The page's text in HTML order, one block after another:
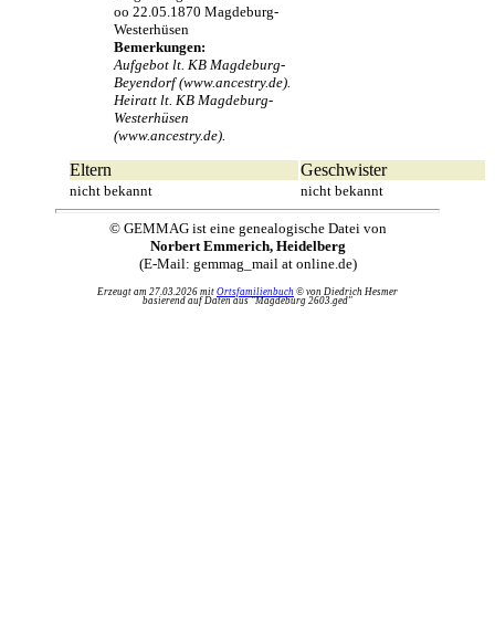
oo 22.05.1870 Magdeburg-
Westerhüsen
Bemerkungen:
Aufgebot lt. KB Magdeburg-
Beyendorf (www.ancestry.de).
Heiratt lt. KB Magdeburg-
Westerhüsen
(www.ancestry.de).
Eltern Geschwister
nicht bekannt nicht bekannt
© GEMMAG ist eine genealogische Datei von
Norbert Emmerich, Heidelberg
(E-Mail: gemmag_mail at online.de)
Erzeugt am 27.03.2026 mit Ortsfamilienbuch © von Diedrich Hesmer
basierend auf Daten aus "Magdeburg 2603.ged"